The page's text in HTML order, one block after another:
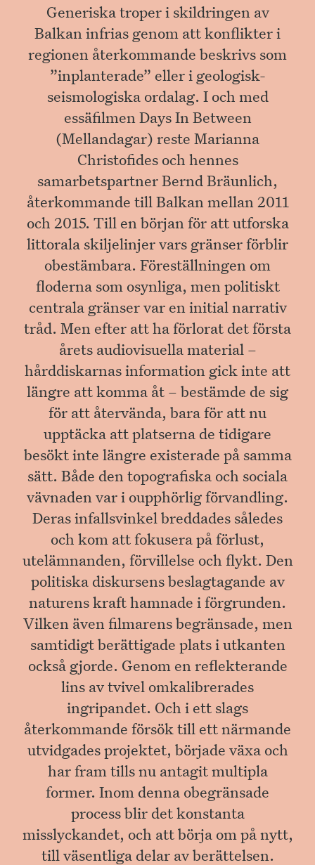
Generiska troper i skildringen av
Balkan infrias genom att konflikter i
regionen återkommande beskrivs som
”inplanterade” eller i geologisk-
seismologiska ordalag. I och med
essäfilmen Days In Between
(Mellandagar) reste Marianna
Christofides och hennes
samarbetspartner Bernd Bräunlich,
återkommande till Balkan mellan 2011
och 2015. Till en början för att utforska
littorala skiljelinjer vars gränser förblir
obestämbara. Föreställningen om
floderna som osynliga, men politiskt
centrala gränser var en initial narrativ
tråd. Men efter att ha förlorat det första
årets audiovisuella material –
hårddiskarnas information gick inte att
längre att komma åt – bestämde de sig
för att återvända, bara för att nu
upptäcka att platserna de tidigare
besökt inte längre existerade på samma
sätt. Både den topografiska och sociala
vävnaden var i oupphörlig förvandling.
Deras infallsvinkel breddades således
och kom att fokusera på förlust,
utelämnanden, förvillelse och flykt. Den
politiska diskursens beslagtagande av
naturens kraft hamnade i förgrunden.
Vilken även filmarens begränsade, men
samtidigt berättigade plats i utkanten
också gjorde. Genom en reflekterande
lins av tvivel omkalibrerades
ingripandet. Och i ett slags
återkommande försök till ett närmande
utvidgades projektet, började växa och
har fram tills nu antagit multipla
former. Inom denna obegränsade
process blir det konstanta
misslyckandet, och att börja om på nytt,
till väsentliga delar av berättelsen.